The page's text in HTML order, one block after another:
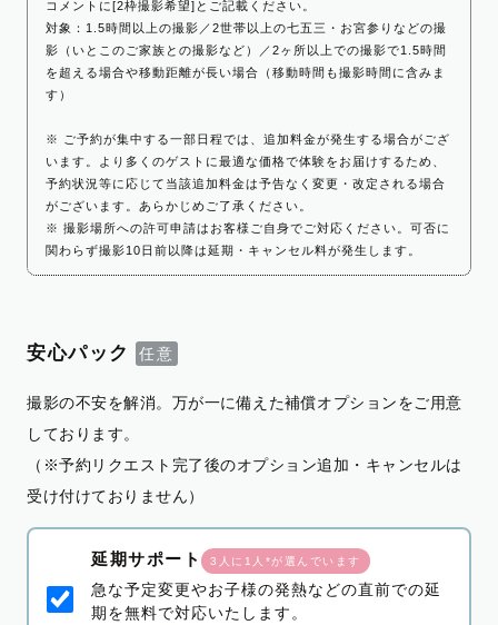
コメントに[2枠撮影希望]とご記載ください。
対象：1.5時間以上の撮影／2世帯以上の七五三・お宮参りなどの撮
影（いとこのご家族との撮影など）／2ヶ所以上での撮影で1.5時間
を超える場合や移動距離が長い場合（移動時間も撮影時間に含みま
す）
※ ご予約が集中する一部日程では、追加料金が発生する場合がござ
います。より多くのゲストに最適な価格で体験をお届けするため、
予約状況等に応じて当該追加料金は予告なく変更・改定される場合
がございます。あらかじめご了承ください。
※ 撮影場所への許可申請はお客様ご自身でご対応ください。可否に
関わらず撮影10日前以降は延期・キャンセル料が発生します。
安心パック
撮影の不安を解消。万が一に備えた補償オプションをご用意
しております。
（※予約リクエスト完了後のオプション追加・キャンセルは
受け付けておりません）
延期サポート 3人に1人*が選んでいます
急な予定変更やお子様の発熱などの直前での延
期を無料で対応いたします。